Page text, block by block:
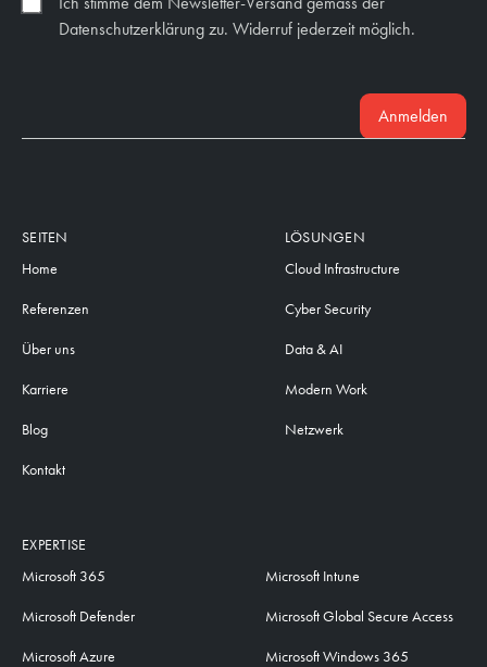
Datenschutzerklärung zu. Widerruf jederzeit möglich.
Anmelden
SEITEN
Home
Referenzen
Über uns
Karriere
Blog
Kontakt
LÖSUNGEN
Cloud Infrastructure
Cyber Security
Data & AI
Modern Work
Netzwerk
EXPERTISE
Microsoft 365
Microsoft Defender
Microsoft Azure
Microsoft Intune
Microsoft Global Secure Access
Microsoft Windows 365